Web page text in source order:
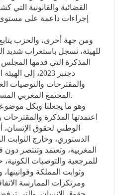
القضائية والقانونية التي
إجراءات داعمة على
ومن جهة أخرى، والحزب
للهيئة، نسجل باستغراب شديد
دجنبر 2023،
والمقترحات والتوصيات
المجتمع المغربي المسلم والمستفزة للشعور الوطني.
وهو ما يجعلنا وبكل
اعتمدتها المذكرة
الوطني لحقوق
الدستوري، وخارج الثوابت
المغربية، وتعتمد وتنتصر
للمرجعية والتوصيات
وثوابت المملكة
ومرتكزات الممارسة